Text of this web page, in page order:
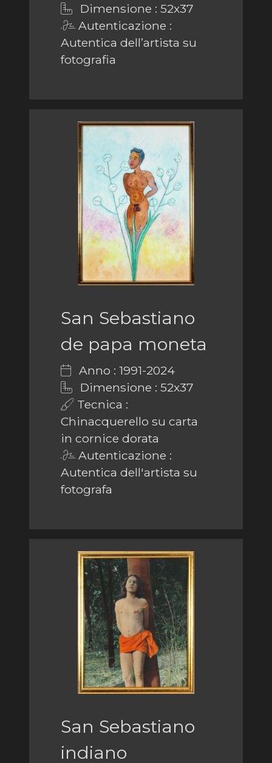
Dimensione : 52x37
Autenticazione :
Autentica dell’artista su
fotografia
San Sebastiano
de papa moneta
Anno : 1991-2024
Dimensione : 52x37
Tecnica :
Chinacquerello su carta
in cornice dorata
Autenticazione :
Autentica dell'artista su
fotografa
San Sebastiano
indiano